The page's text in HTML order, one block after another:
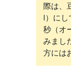
際は、
l）に
秒（オ
みまし
方には